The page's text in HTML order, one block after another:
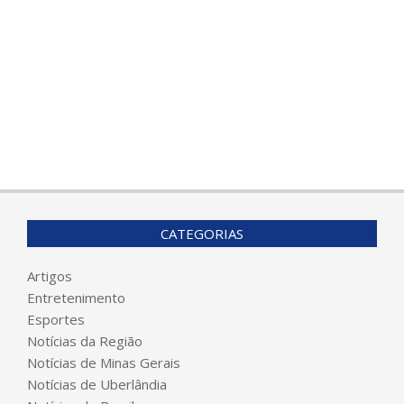
CATEGORIAS
Artigos
Entretenimento
Esportes
Notícias da Região
Notícias de Minas Gerais
Notícias de Uberlândia